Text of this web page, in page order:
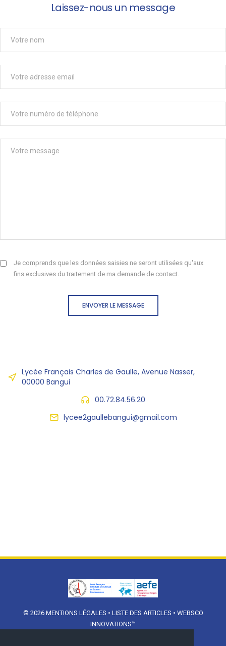
Laissez-nous un message
Je comprends que les données saisies ne seront utilisées qu'aux
fins exclusives du traitement de ma demande de contact.
ENVOYER LE MESSAGE
Lycée Français Charles de Gaulle, Avenue Nasser,
00000 Bangui
00.72.84.56.20
lycee2gaullebangui@gmail.com
© 2026 MENTIONS LÉGALES • LISTE DES ARTICLES • WEBSCO
INNOVATIONS™